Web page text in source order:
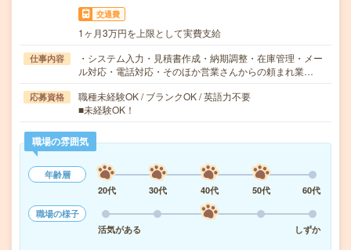
交通費
1ヶ月3万円を上限として実費支給
仕事内容
・システム入力・見積書作成・納期調整・在庫管理・メー
ル対応・電話対応・そのほか営業さんからの頼まれ業…
応募資格
職種未経験OK / ブランクOK / 英語力不要
■未経験OK！
職場の雰囲気
年齢層
20代
30代 40代 50代
60代
職場の様子
活気がある
しずか